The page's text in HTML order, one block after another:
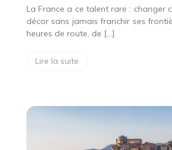
La France a ce talent rare : changer
décor sans jamais franchir ses
heures de route, de […]
Lire la suite